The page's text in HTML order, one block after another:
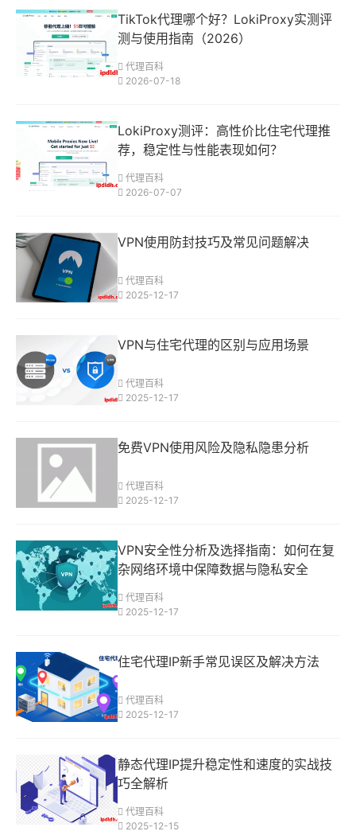
TikTok代理哪个好？LokiProxy实测评
测与使用指南（2026）
代理百科
2026-07-18
LokiProxy测评：高性价比住宅代理推
荐，稳定性与性能表现如何？
代理百科
2026-07-07
VPN使用防封技巧及常见问题解决
代理百科
2025-12-17
VPN与住宅代理的区别与应用场景
代理百科
2025-12-17
免费VPN使用风险及隐私隐患分析
代理百科
2025-12-17
VPN安全性分析及选择指南：如何在复
杂网络环境中保障数据与隐私安全
代理百科
2025-12-17
住宅代理IP新手常见误区及解决方法
代理百科
2025-12-17
静态代理IP提升稳定性和速度的实战技
巧全解析
代理百科
2025-12-15